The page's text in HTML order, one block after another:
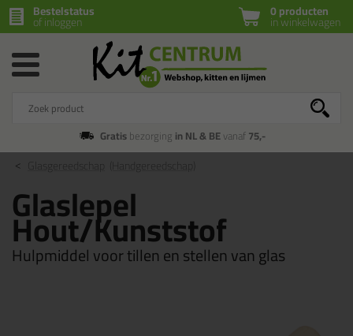
0 producten
in winkelwagen
Bestelstatus
of inloggen
Gratisbezorging in NL & BEvanaf75,-
Glaslepel
Hout/Kunststof
Hulpmiddel voor tillen en stellen van glas